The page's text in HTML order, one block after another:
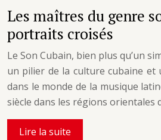
Les maîtres du genre
portraits croisés
Le Son Cubain, bien plus qu’un
un pilier de la culture cubaine et
dans le monde de la musique
siècle dans les régions orientales
Lire la suite